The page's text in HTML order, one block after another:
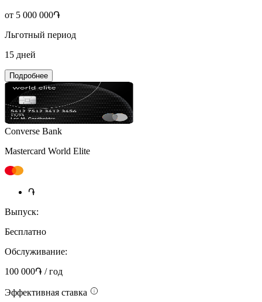
от 5 000 000֏
Льготный период
15 дней
Подробнее
Converse Bank
Mastercard World Elite
֏
Выпуск:
Бесплатно
Обслуживание:
100 000֏ / год
Эффективная ставка